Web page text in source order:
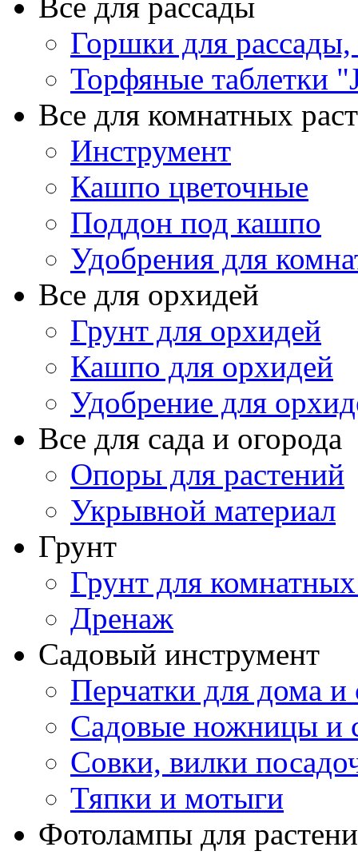
Горшки для рассады,
Торфяные таблетки
Все для комнатных
Инструмент
Кашпо цветочные
Поддон под кашпо
Удобрения для
Все для орхидей
Грунт для орхидей
Кашпо для орхидей
Удобрение для
Все для сада и огорода
Опоры для растений
Укрывной материал
Грунт
Грунт для
Дренаж
Садовый инструмент
Перчатки для дома и
Садовые ножницы и
Совки, вилки
Тяпки и мотыги
Фотолампы для